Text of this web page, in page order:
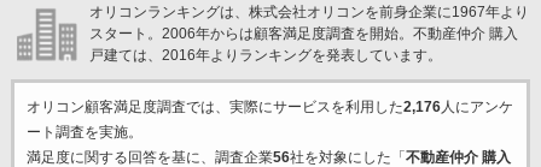
オリコンランキングは、株式会社オリコンを前身企業に1967年より
スタート。2006年からは顧客満足度調査を開始。不動産仲介 購入
戸建ては、2016年よりランキングを発表しています。
オリコン顧客満足度調査では、実際にサービスを利用した2,176人にアンケ
ート調査を実施。
満足度に関する回答を基に、調査企業56社を対象にした「 不動産仲介 購入